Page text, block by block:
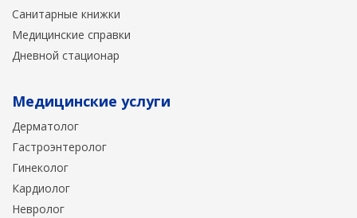
Санитарные книжки
Медицинские справки
Дневной стационар
Медицинские услуги
Дерматолог
Гастроэнтеролог
Гинеколог
Кардиолог
Невролог